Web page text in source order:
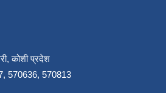
कोशी प्रदेश
570636, 570813